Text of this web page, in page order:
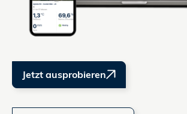
Jetzt ausprobieren